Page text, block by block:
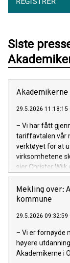
Siste
29.5.2026 11:18:15
– Vi har fått
tariffavtalen vår
verktøyet for at
virksomhetene
sier Christer
stat.
Mekling over:
kommune
29.5.2026 09:32:59
– Vi er fornøyde
høyere
Akademikerne i